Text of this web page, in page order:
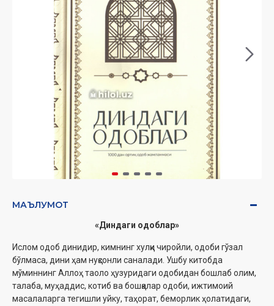
МАЪЛУМОТ
«Диндаги одоблар»
Ислом одоб динидир, кимнинг хулқи чиройли, одоби гўзал
бўлмаса, дини ҳам нуқсонли саналади. Ушбу китобда
мўминнинг Аллоҳ таоло ҳузуридаги одобидан бошлаб олим,
талаба, муҳаддис, котиб ва бошқалар одоби, ижтимоий
масалаларга тегишли уйку, таҳорат, беморлик ҳолатидаги,